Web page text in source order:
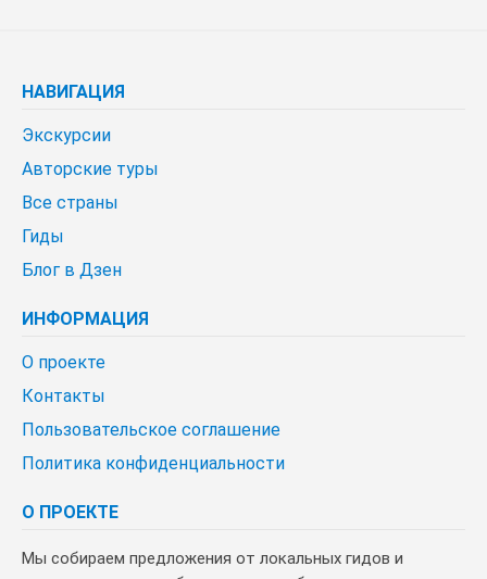
НАВИГАЦИЯ
Экскурсии
Авторские туры
Все страны
Гиды
Блог в Дзен
ИНФОРМАЦИЯ
О проекте
Контакты
Пользовательское соглашение
Политика конфиденциальности
О ПРОЕКТЕ
Мы собираем предложения от локальных гидов и